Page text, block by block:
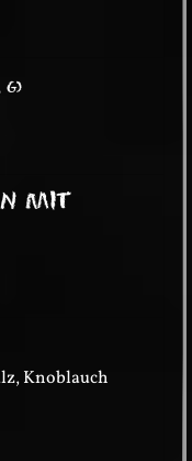
G)
MIT
Knoblauch